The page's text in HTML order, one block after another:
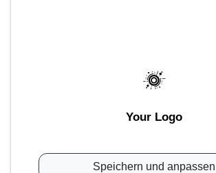
Your Logo
Speichern und anpassen